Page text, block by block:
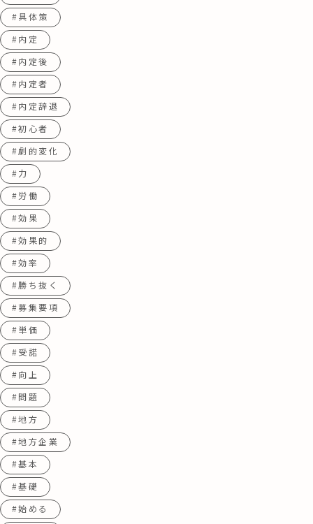
#具体策
#内定
#内定後
#内定者
#内定辞退
#初心者
#劇的変化
#力
#労働
#効果
#効果的
#効率
#勝ち抜く
#募集要項
#単価
#受諾
#向上
#問題
#地方
#地方企業
#基本
#基礎
#始める